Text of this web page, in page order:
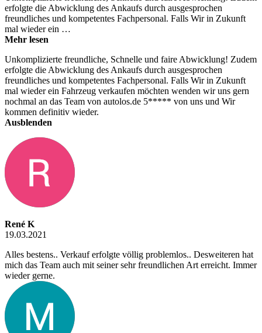
erfolgte die Abwicklung des Ankaufs durch ausgesprochen
freundliches und kompetentes Fachpersonal. Falls Wir in Zukunft
mal wieder ein …
Mehr lesen
Unkomplizierte freundliche, Schnelle und faire Abwicklung! Zudem
erfolgte die Abwicklung des Ankaufs durch ausgesprochen
freundliches und kompetentes Fachpersonal. Falls Wir in Zukunft
mal wieder ein Fahrzeug verkaufen möchten wenden wir uns gern
nochmal an das Team von autolos.de 5***** von uns und Wir
kommen definitiv wieder.
Ausblenden
René K
19.03.2021
Alles bestens.. Verkauf erfolgte völlig problemlos.. Desweiteren hat
mich das Team auch mit seiner sehr freundlichen Art erreicht. Immer
wieder gerne.